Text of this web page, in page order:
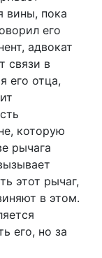
вины, пока
его
адвокат
связи в
его отца,
которую
рычага
этот рычаг,
в этом.
его, но за